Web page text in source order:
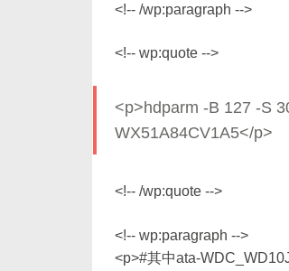
<!-- /wp:paragraph -->
<!-- wp:quote -->
<p>hdparm -B 127 -S
WX51A84CV1A5</p>
<!-- /wp:quote -->
<!-- wp:paragraph -->
<p>#其中ata-